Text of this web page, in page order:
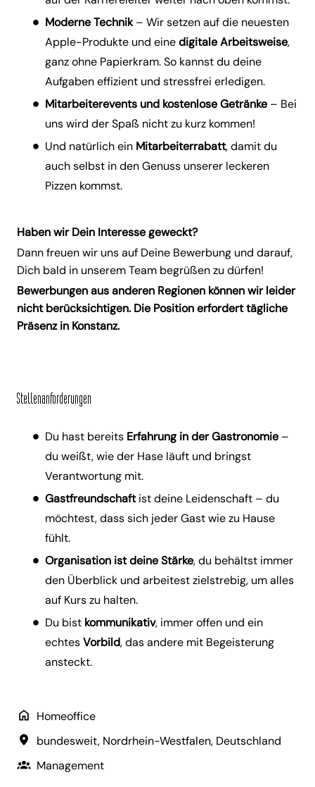
Moderne Technik– Wir setzen auf die neuesten
Apple-Produkte und einedigitaleArbeitsweise,
ganz ohne Papierkram. So kannst du deine
Aufgaben effizient und stressfrei erledigen.
Mitarbeiterevents und kostenlose Getränke – Bei
uns wird der Spaß nicht zu kurz kommen!
Und natürlich ein Mitarbeiterrabatt, damit du
auch selbst in den Genuss unserer leckeren
Pizzen kommst.
Haben wir Dein Interesse geweckt?
Dann freuen wir uns auf Deine Bewerbung und darauf,
Dich bald in unserem Team begrüßen zu dürfen!
Bewerbungen aus anderen Regionen können wir leider
nicht berücksichtigen. Die Position erfordert tägliche
Präsenz in Konstanz.
Stellenanforderungen
Du hast bereits Erfahrung in der Gastronomie –
du weißt, wie der Hase läuft und bringst
Verantwortung mit.
Gastfreundschaftist deine Leidenschaft – du
möchtest, dass sich jeder Gast wie zu Hause
fühlt.
Organisation ist deine Stärke, du behältst immer
den Überblick und arbeitest zielstrebig, um alles
auf Kurs zu halten.
Du bist kommunikativ, immer offen und ein
echtesVorbild, das andere mit Begeisterung
ansteckt.
Homeoffice
bundesweit, Nordrhein-Westfalen, Deutschland
Management